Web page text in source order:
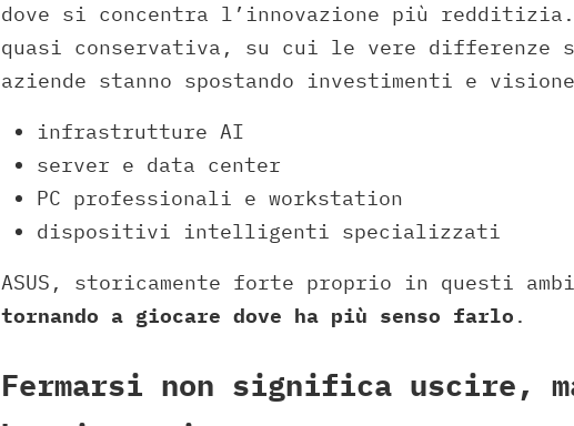
dove si concentra l’innovazione più
quasi conservativa, su cui le vere differenze
aziende stanno spostando investimenti e
infrastrutture AI
server e data center
PC professionali e workstation
dispositivi intelligenti specializzati
ASUS, storicamente forte proprio in questi
tornando a giocare dove ha più senso farlo .
Fermarsi non significa uscire,